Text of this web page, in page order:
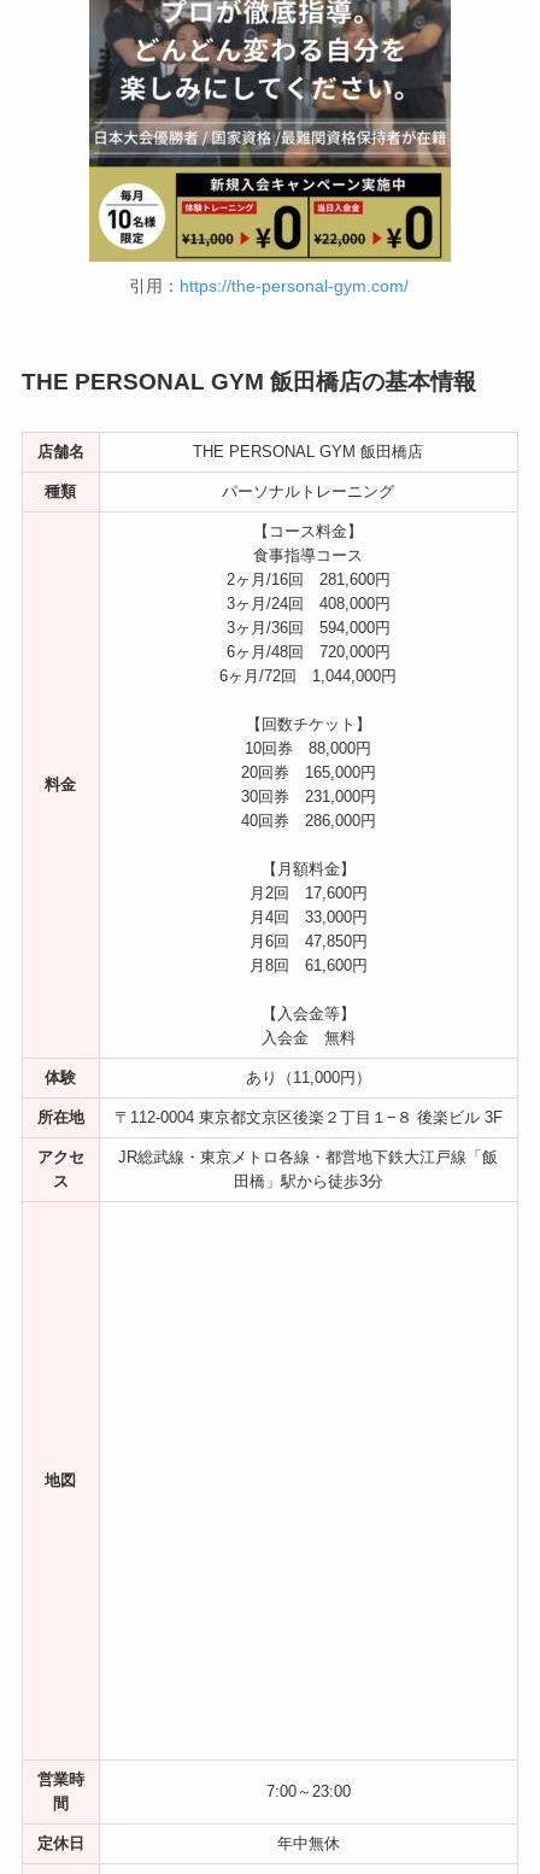
引用： https://the-personal-gym.com/
THE PERSONAL GYM 飯田橋店の基本情報
店舗名 THE PERSONAL GYM 飯田橋店
種類 パーソナルトレーニング
料金
【コース料金】
食事指導コース
2ヶ月/16回 281,600円
3ヶ月/24回 408,000円
3ヶ月/36回 594,000円
6ヶ月/48回 720,000円
6ヶ月/72回 1,044,000円
【回数チケット】
10回券 88,000円
20回券 165,000円
30回券 231,000円
40回券 286,000円
【月額料金】
月2回 17,600円
月4回 33,000円
月6回 47,850円
月8回 61,600円
【入会金等】
入会金 無料
体験 あり（11,000円）
所在地 〒112-0004 東京都文京区後楽２丁目１−８ 後楽ビル 3F
アクセ
ス
JR総武線・東京メトロ各線・都営地下鉄大江戸線「飯
田橋」駅から徒歩3分
地図
営業時
間
7:00～23:00
定休日 年中無休